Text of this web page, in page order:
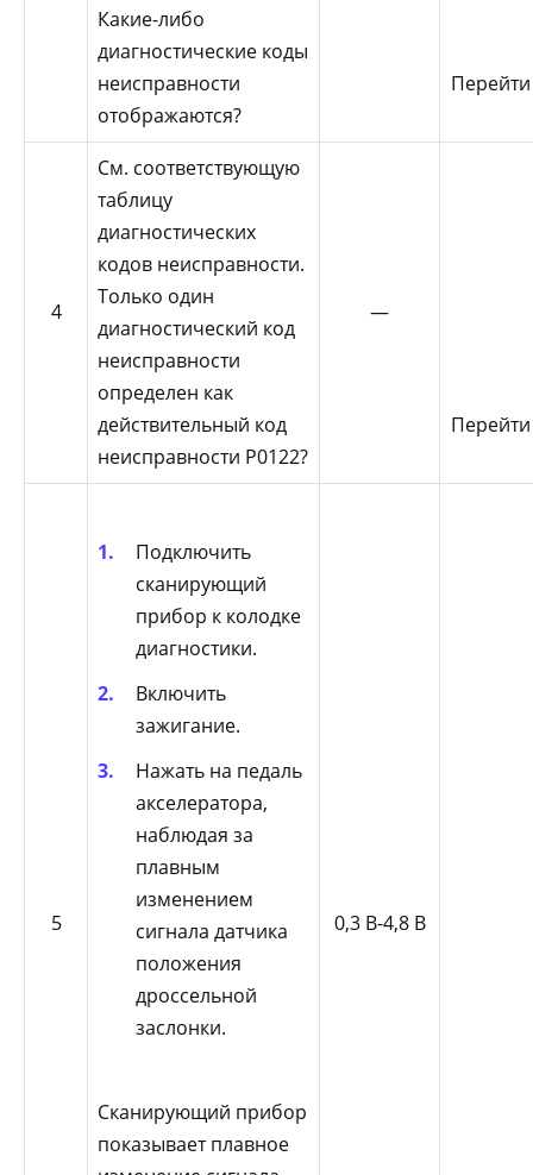
Какие-либо
диагностические коды
неисправности
отображаются?
4
См. соответствующую
таблицу
диагностических
кодов неисправности.
Только один
диагностический код
неисправности
определен как
действительный код
неисправности P0122?
—
5
Подключить
сканирующий
прибор к колодке
диагностики.
Включить
зажигание.
Нажать на педаль
акселератора,
наблюдая за
плавным
изменением
сигнала датчика
положения
дроссельной
заслонки.
Сканирующий прибор
показывает плавное
0,3 В-4,8 В